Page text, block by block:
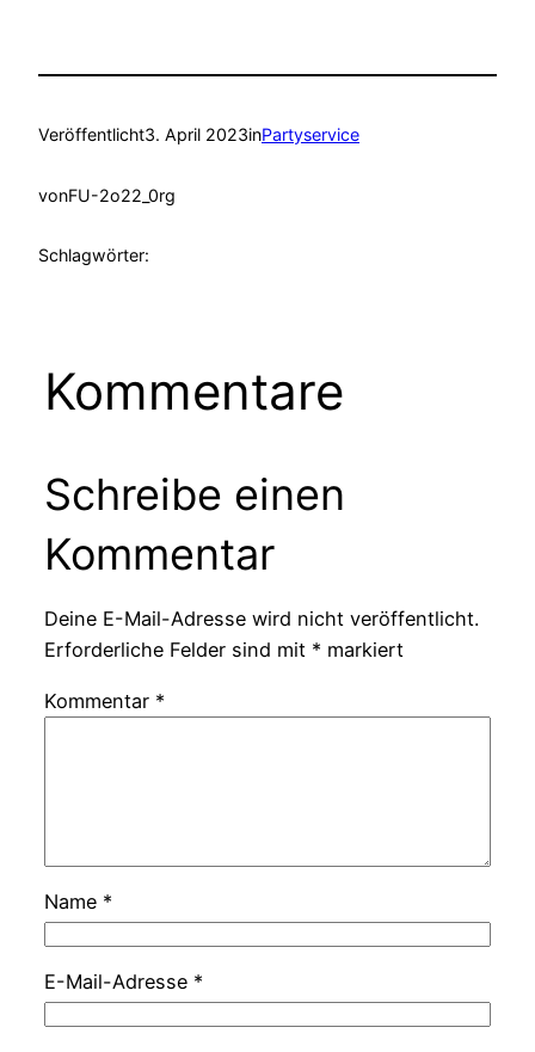
Veröffentlicht3. April 2023inPartyservice
vonFU-2o22_0rg
Schlagwörter:
Kommentare
Schreibe einen
Kommentar
Deine E-Mail-Adresse wird nicht veröffentlicht.
Erforderliche Felder sind mit * markiert
Kommentar *
Name *
E-Mail-Adresse *